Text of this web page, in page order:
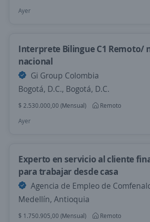
Ayer
Interprete Bilingue C1 Remoto/
nacional
Gi Group Colombia
Bogotá, D.C., Bogotá, D.C.
$ 2.530.000,00 (Mensual)
Remoto
Ayer
Experto en servicio al cliente
para trabajar desde casa
Agencia de Empleo de
Medellín, Antioquia
$ 1.750.905,00 (Mensual)
Remoto